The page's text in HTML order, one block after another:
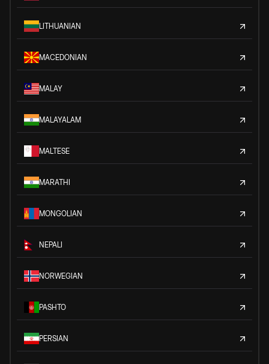
LITHUANIAN
MACEDONIAN
MALAY
MALAYALAM
MALTESE
MARATHI
MONGOLIAN
NEPALI
NORWEGIAN
PASHTO
PERSIAN